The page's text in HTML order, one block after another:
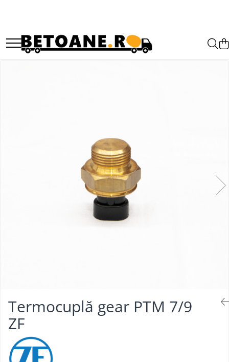
PIESE AUTOBETONIERE
AUTOBETONIERE STETTER
Termocuplă gear PTM 7/9
ZF